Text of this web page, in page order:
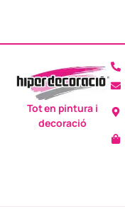
Tot en pintura i
decoració